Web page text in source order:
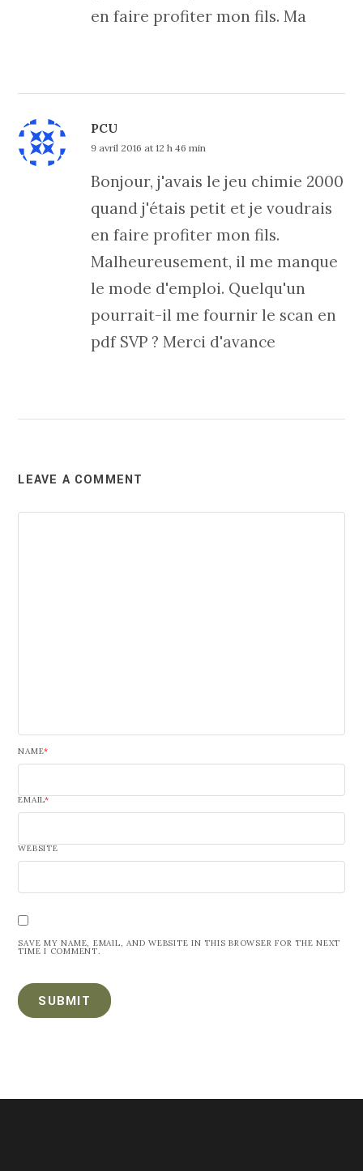
en faire profiter mon fils. Ma
PCU
9 avril 2016 at 12 h 46 min
Bonjour, j'avais le jeu chimie 2000
quand j'étais petit et je voudrais
en faire profiter mon fils.
Malheureusement, il me manque
le mode d'emploi. Quelqu'un
pourrait-il me fournir le scan en
pdf SVP ? Merci d'avance
LEAVE A COMMENT
NAME*
EMAIL*
WEBSITE
SAVE MY NAME, EMAIL, AND WEBSITE IN THIS BROWSER FOR THE NEXT
TIME I COMMENT.